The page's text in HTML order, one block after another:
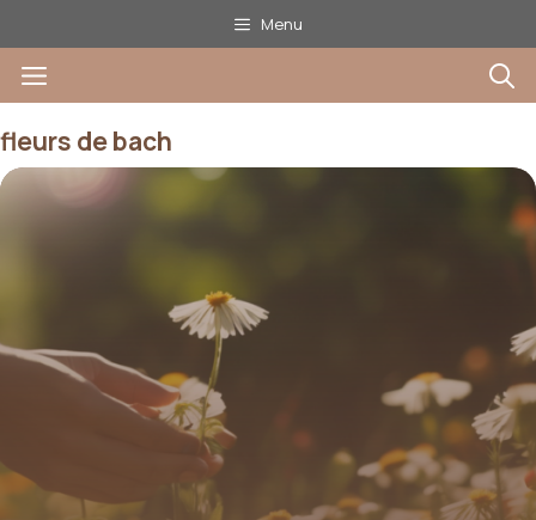
au
contenu
Menu
Menu
fleurs de bach